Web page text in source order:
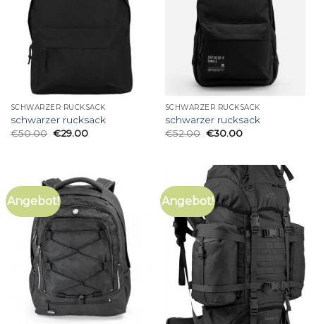
SCHWARZER RUCKSACK
schwarzer rucksack
€50.00 €29.00
SCHWARZER RUCKSACK
schwarzer rucksack
€52.00 €30.00
Angebot! Angebot!